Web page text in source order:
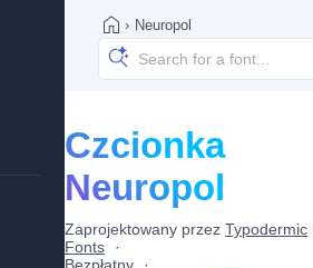
› Neuropol
Czcionka
Neuropol
Zaprojektowany przez Typodermic
Fonts